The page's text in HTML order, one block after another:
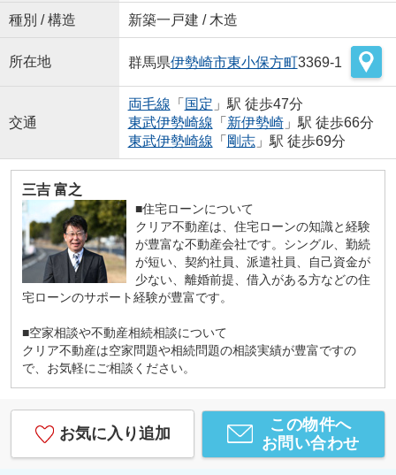
種別 / 構造 新築一戸建 / 木造
所在地 群馬県伊勢崎市東小保方町3369-1
交通
両毛線 「 国定 」駅 徒歩47分
東武伊勢崎線 「 新伊勢崎」駅 徒歩66分
東武伊勢崎線 「 剛志」駅 徒歩69分
三吉 富之
■住宅ローンについて
クリア不動産は、住宅ローンの知識と経験
が豊富な不動産会社です。シングル、勤続
が短い、契約社員、派遣社員、自己資金が
少ない、離婚前提、借入がある方などの住
宅ローンのサポート経験が豊富です。
■空家相談や不動産相続相談について
クリア不動産は空家問題や相続問題の相談実績が豊富ですの
で、お気軽にご相談ください。
お気に入り追加
この物件へ
お問い合わせ